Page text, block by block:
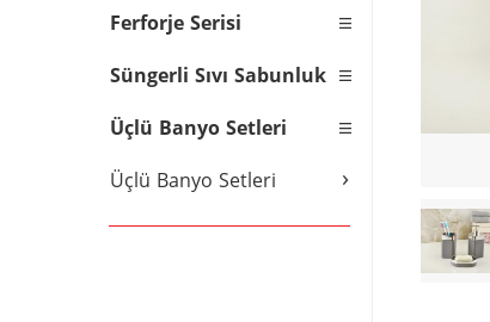
Ferforje Serisi
Süngerli Sıvı Sabunluk
Üçlü Banyo Setleri
›
Üçlü Banyo Setleri